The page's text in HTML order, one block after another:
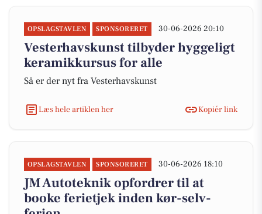
OPSLAGSTAVLEN SPONSORERET 30-06-2026 20:10
Vesterhavskunst tilbyder hyggeligt
keramikkursus for alle
Så er der nyt fra Vesterhavskunst
Læs hele artiklen her Kopiér link
OPSLAGSTAVLEN SPONSORERET 30-06-2026 18:10
JM Autoteknik opfordrer til at
booke ferietjek inden kør-selv-